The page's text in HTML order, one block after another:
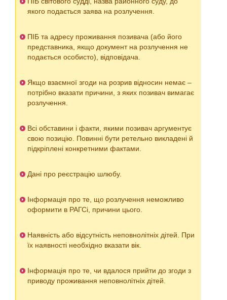
якого подається заява на розлучення.
ПІБ та адресу проживання позивача (або його
представника, якщо документ на розлучення не
подається особисто), відповідача.
Якщо взаємної згоди на розрив відносин немає –
потрібно вказати причини, з яких позивач вимагає
розлучення.
Всі обставини і факти, якими позивач аргументує
свою позицію. Повинні бути ретельно викладені й
підкріплені конкретними фактами.
Дані про реєстрацію шлюбу.
Інформація про те, що розлучення неможливо
оформити в РАГСі, причини цього.
Наявність або відсутність неповнолітніх дітей. При
їх наявності необхідно вказати вік.
Інформація про те, чи вдалося прийти до згоди з
приводу проживання неповнолітніх дітей.